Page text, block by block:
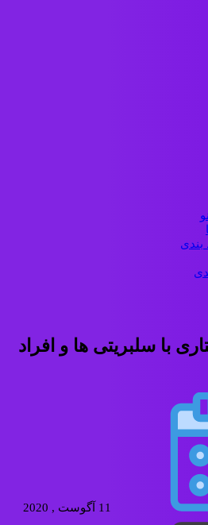
با سلبریتی ها و افراد
11 آگوست , 2020